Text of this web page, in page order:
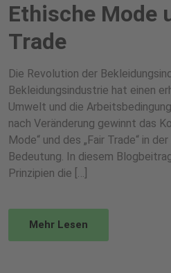
Ethische Mode
Trade
Die Revolution der
Bekleidungsindustrie hat einen
Umwelt und die
nach Veränderung gewinnt das
Mode“ und des „Fair Trade“ in
Bedeutung. In diesem
Prinzipien die […]
Mehr Lesen